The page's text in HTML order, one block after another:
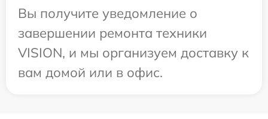
Вы получите уведомление о
завершении ремонта техники
VISION, и мы организуем доставку к
вам домой или в офис.